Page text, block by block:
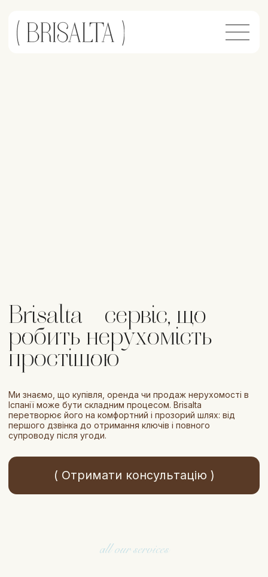
першого дзвінка до отримання ключів і повного
супроводу після угоди.
( Отримати консультацію )
Всі наші послуги
all our services